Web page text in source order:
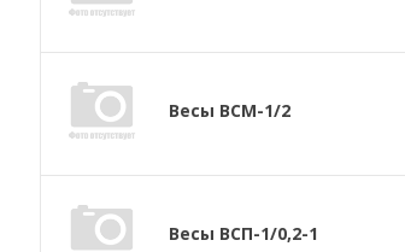
Весы ВСМ-1/2
Весы ВСП-1/0,2-1